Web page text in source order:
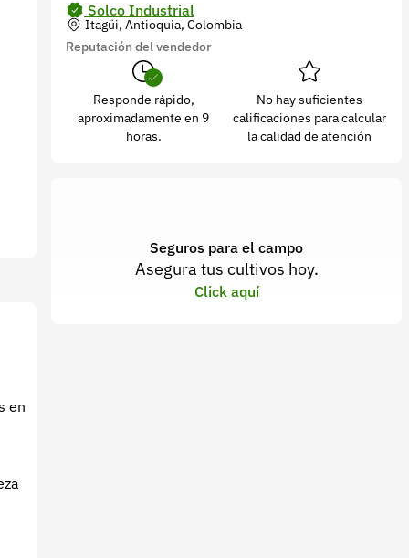
en
Solco Industrial
Itagüi, Antioquia, Colombia
Reputación del vendedor
Responde rápido,
aproximadamente en 9
horas.
No hay suficientes
calificaciones para calcular
la calidad de atención
Seguros para el campo
Asegura tus cultivos hoy.
Click aquí